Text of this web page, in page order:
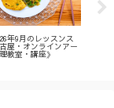
年9月のレッスンス
屋・オンラインアー
教室・講座》